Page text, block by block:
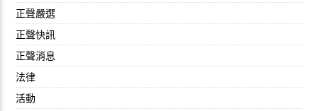
正聲嚴選
正聲快訊
正聲消息
法律
活動